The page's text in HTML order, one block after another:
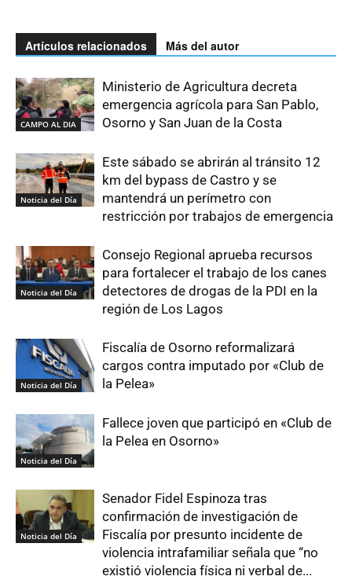
Artículos relacionados Más del autor
CAMPO AL DIA
Ministerio de Agricultura decreta
emergencia agrícola para San Pablo,
Osorno y San Juan de la Costa
Noticia del Día
Este sábado se abrirán al tránsito 12
km del bypass de Castro y se
mantendrá un perímetro con
restricción por trabajos de emergencia
Noticia del Día
Consejo Regional aprueba recursos
para fortalecer el trabajo de los canes
detectores de drogas de la PDI en la
región de Los Lagos
Noticia del Día
Fiscalía de Osorno reformalizará
cargos contra imputado por «Club de
la Pelea»
Noticia del Día
Fallece joven que participó en «Club de
la Pelea en Osorno»
Noticia del Día
Senador Fidel Espinoza tras
confirmación de investigación de
Fiscalía por presunto incidente de
violencia intrafamiliar señala que “no
existió violencia física ni verbal de...